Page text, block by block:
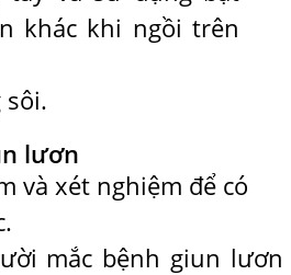
khác khi ngồi trên
lươn
và xét nghiệm để có
mắc bệnh giun lươn